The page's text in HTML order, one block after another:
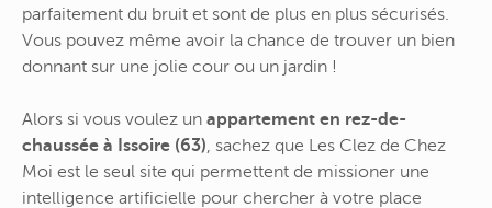
parfaitement du bruit et sont de plus en plus sécurisés.
Vous pouvez même avoir la chance de trouver un bien
donnant sur une jolie cour ou un jardin !
Alors si vous voulez un appartement en rez-de-
chaussée à Issoire (63), sachez que Les Clez de Chez
Moi est le seul site qui permettent de missioner une
intelligence artificielle pour chercher à votre place